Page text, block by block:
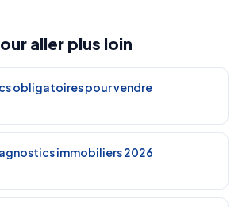
aller plus loin
obligatoires pour vendre
immobiliers 2026